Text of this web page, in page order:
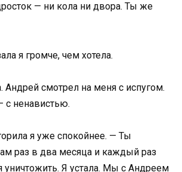
— ни кола ни двора. Ты же
я громче, чем хотела.
Андрей смотрел на меня с испугом.
с ненавистью.
я уже спокойнее. — Ты
раз в два месяца и каждый раз
Я устала. Мы с Андреем